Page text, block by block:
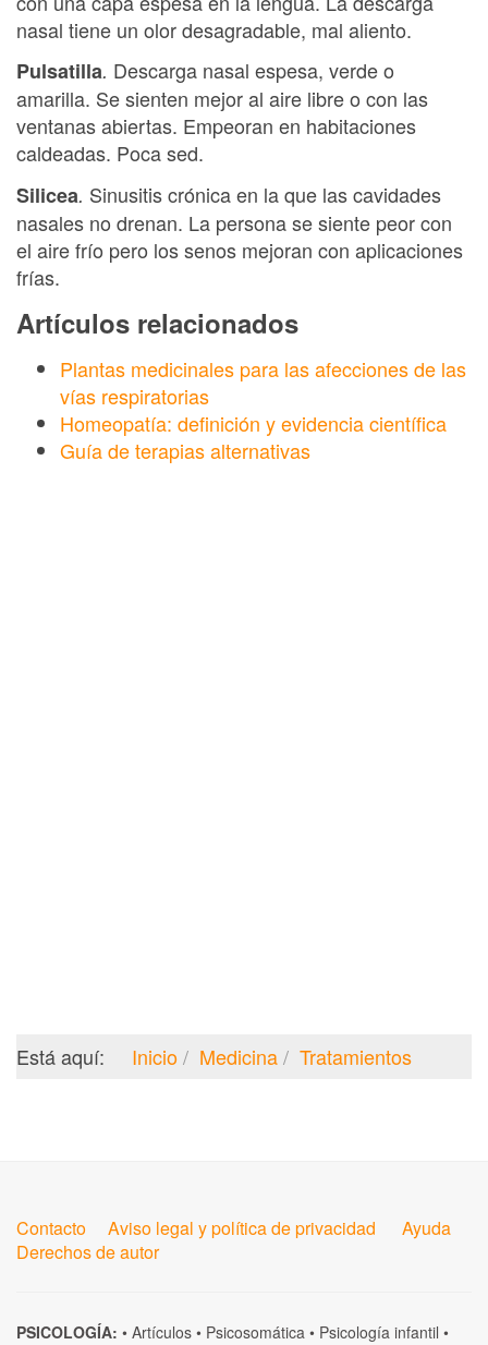
nasal tiene un olor desagradable, mal aliento.
Pulsatilla. Descarga nasal espesa, verde o
amarilla. Se sienten mejor al aire libre o con las
ventanas abiertas. Empeoran en habitaciones
caldeadas. Poca sed.
Silicea. Sinusitis crónica en la que las cavidades
nasales no drenan. La persona se siente peor con
el aire frío pero los senos mejoran con aplicaciones
frías.
Artículos relacionados
Plantas medicinales para las afecciones de las
vías respiratorias
Homeopatía: definición y evidencia científica
Guía de terapias alternativas
Está aquí: Inicio Medicina Tratamientos
Contacto Aviso legal y política de privacidad
Ayuda
Derechos de autor
PSICOLOGÍA: • Artículos • Psicosomática • Psicología infantil •